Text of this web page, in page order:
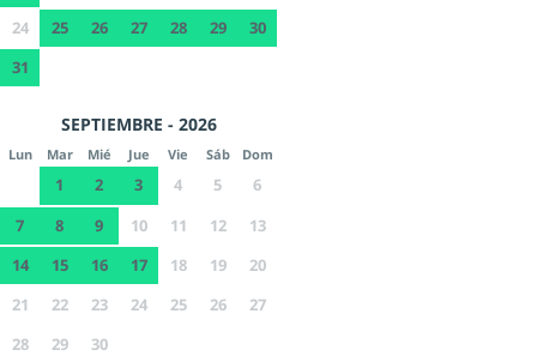
24
25 26 27 28 29
30
31
SEPTIEMBRE - 2026
Lun Mar Mié Jue Vie Sáb Dom
1 2 3 4 5
6
7
8 9 10 11 12
13
14
15 16 17 18 19
20
21
22 23 24 25 26
27
28
29 30